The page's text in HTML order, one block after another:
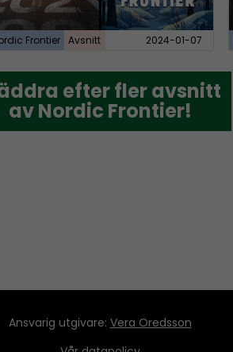
Frontier Avsnitt 2024-01-07
efter fler avsnitt
av Nordic Frontier!
efter fler avsnitt
av Nordic Frontier!
Ansvarig utgivare: Vera Oredsson